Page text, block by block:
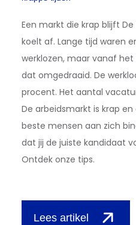
Een markt die krap blijft
koelt af. Lange tijd waren
werklozen, maar vanaf
dat omgedraaid. De
procent. Het aantal
De arbeidsmarkt is krap
beste mensen aan zich
dat jij de juiste kandidaat
Ontdek onze tips.
Lees artikel